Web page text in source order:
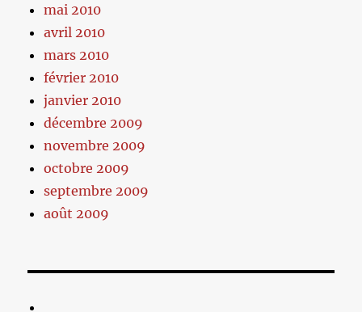
mai 2010
avril 2010
mars 2010
février 2010
janvier 2010
décembre 2009
novembre 2009
octobre 2009
septembre 2009
août 2009